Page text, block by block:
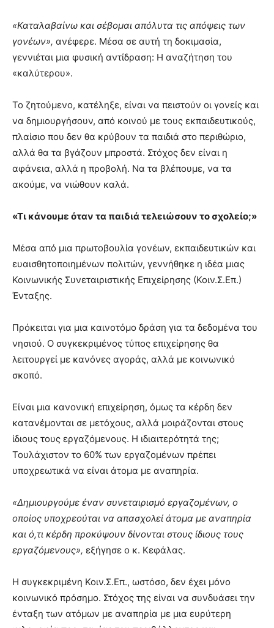
«Καταλαβαίνω και σέβομαι απόλυτα τις απόψεις των
γονέων», ανέφερε. Μέσα σε αυτή τη δοκιμασία,
γεννιέται μια φυσική αντίδραση: Η αναζήτηση του
«καλύτερου».
Το ζητούμενο, κατέληξε, είναι να πειστούν οι γονείς και
να δημιουργήσουν, από κοινού με τους εκπαιδευτικούς,
πλαίσιο που δεν θα κρύβουν τα παιδιά στο περιθώριο,
αλλά θα τα βγάζουν μπροστά. Στόχος δεν είναι η
αφάνεια, αλλά η προβολή. Να τα βλέπουμε, να τα
ακούμε, να νιώθουν καλά.
«Τι κάνουμε όταν τα παιδιά τελειώσουν το σχολείο;»
Μέσα από μια πρωτοβουλία γονέων, εκπαιδευτικών και
ευαισθητοποιημένων πολιτών, γεννήθηκε η ιδέα μιας
Κοινωνικής Συνεταιριστικής Επιχείρησης (Κοιν.Σ.Επ.)
Ένταξης.
Πρόκειται για μια καινοτόμο δράση για τα δεδομένα του
νησιού. Ο συγκεκριμένος τύπος επιχείρησης θα
λειτουργεί με κανόνες αγοράς, αλλά με κοινωνικό
σκοπό.
Είναι μια κανονική επιχείρηση, όμως τα κέρδη δεν
κατανέμονται σε μετόχους, αλλά μοιράζονται στους
ίδιους τους εργαζόμενους. Η ιδιαιτερότητά της;
Τουλάχιστον το 60% των εργαζομένων πρέπει
υποχρεωτικά να είναι άτομα με αναπηρία.
«Δημιουργούμε έναν συνεταιρισμό εργαζομένων, ο
οποίος υποχρεούται να απασχολεί άτομα με αναπηρία
και ό,τι κέρδη προκύψουν δίνονται στους ίδιους τους
εργαζόμενους», εξήγησε ο κ. Κεφάλας.
Η συγκεκριμένη Κοιν.Σ.Επ., ωστόσο, δεν έχει μόνο
κοινωνικό πρόσημο. Στόχος της είναι να συνδυάσει την
ένταξη των ατόμων με αναπηρία με μια ευρύτερη